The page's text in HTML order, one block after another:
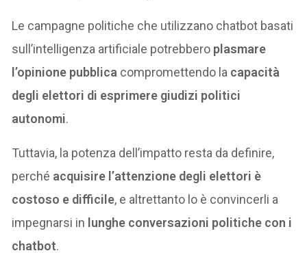
Le campagne politiche che utilizzano chatbot basati
sull’intelligenza artificiale potrebbero plasmare
l’opinione pubblica compromettendo la capacità
degli elettori di esprimere giudizi politici
autonomi.
Tuttavia, la potenza dell’impatto resta da definire,
perché acquisire l’attenzione degli elettori è
costoso e difficile, e altrettanto lo è convincerli a
impegnarsi in lunghe conversazioni politiche con i
chatbot.